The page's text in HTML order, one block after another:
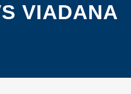
VIADANA